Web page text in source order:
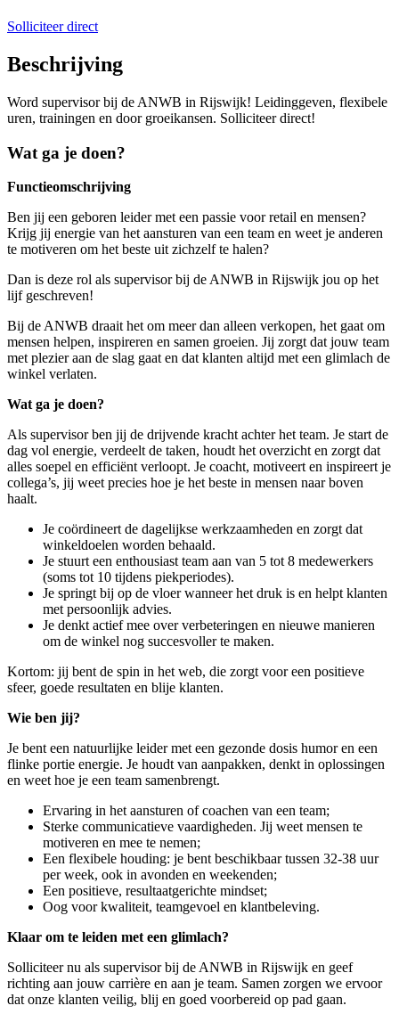
Solliciteer direct
Beschrijving
Word supervisor bij de ANWB in Rijswijk! Leidinggeven, flexibele
uren, trainingen en door groeikansen. Solliciteer direct!
Wat ga je doen?
Functieomschrijving
Ben jij een geboren leider met een passie voor retail en mensen?
Krijg jij energie van het aansturen van een team en weet je anderen
te motiveren om het beste uit zichzelf te halen?
Dan is deze rol als supervisor bij de ANWB in Rijswijk jou op het
lijf geschreven!
Bij de ANWB draait het om meer dan alleen verkopen, het gaat om
mensen helpen, inspireren en samen groeien. Jij zorgt dat jouw team
met plezier aan de slag gaat en dat klanten altijd met een glimlach de
winkel verlaten.
Wat ga je doen?
Als supervisor ben jij de drijvende kracht achter het team. Je start de
dag vol energie, verdeelt de taken, houdt het overzicht en zorgt dat
alles soepel en efficiënt verloopt. Je coacht, motiveert en inspireert je
collega’s, jij weet precies hoe je het beste in mensen naar boven
haalt.
Je coördineert de dagelijkse werkzaamheden en zorgt dat
winkeldoelen worden behaald.
Je stuurt een enthousiast team aan van 5 tot 8 medewerkers
(soms tot 10 tijdens piekperiodes).
Je springt bij op de vloer wanneer het druk is en helpt klanten
met persoonlijk advies.
Je denkt actief mee over verbeteringen en nieuwe manieren
om de winkel nog succesvoller te maken.
Kortom: jij bent de spin in het web, die zorgt voor een positieve
sfeer, goede resultaten en blije klanten.
Wie ben jij?
Je bent een natuurlijke leider met een gezonde dosis humor en een
flinke portie energie. Je houdt van aanpakken, denkt in oplossingen
en weet hoe je een team samenbrengt.
Ervaring in het aansturen of coachen van een team;
Sterke communicatieve vaardigheden. Jij weet mensen te
motiveren en mee te nemen;
Een flexibele houding: je bent beschikbaar tussen 32-38 uur
per week, ook in avonden en weekenden;
Een positieve, resultaatgerichte mindset;
Oog voor kwaliteit, teamgevoel en klantbeleving.
Klaar om te leiden met een glimlach?
Solliciteer nu als supervisor bij de ANWB in Rijswijk en geef
richting aan jouw carrière en aan je team. Samen zorgen we ervoor
dat onze klanten veilig, blij en goed voorbereid op pad gaan.